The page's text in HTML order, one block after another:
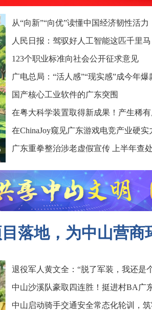
从“向新”“向优”读懂中国经济韧性活力
人民日报：驾驭好人工智能这匹千里马
123个职业标准向社会公开征求意见
广电总局：“活人感”“现实感”成今年爆
国产核心工业软件的广东突围
在粤大科学装置取得新成果！产生稀
在ChinaJoy窥见广东游戏电竞产业硬实
广东重拳整治涉老虚假宣传 上半年查
落地，为中山营商
退役军人黄文全：“脱了军装，我还是
中山沙溪队豪取四连胜！挺进村BA广
中山启动骑手交通安全常态化轮训，